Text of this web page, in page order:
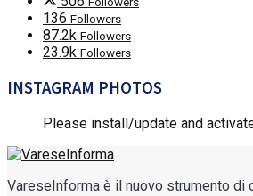
136 Followers
87.2k Followers
23.9k Followers
INSTAGRAM PHOTOS
Please install/update and
VareseInforma è il nuovo strumento di